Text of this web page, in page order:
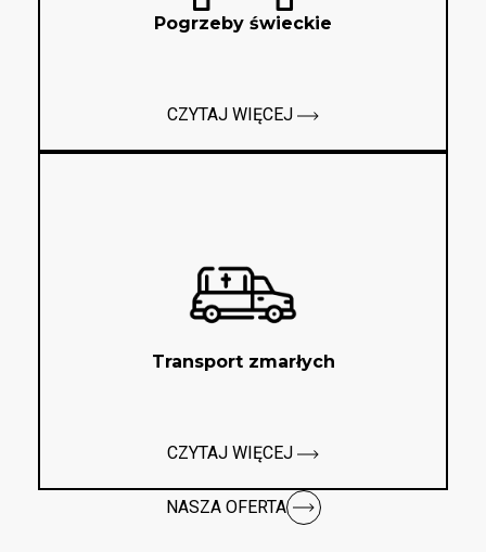
Pogrzeby świeckie
CZYTAJ WIĘCEJ
Transport zmarłych
CZYTAJ WIĘCEJ
NASZA OFERTA